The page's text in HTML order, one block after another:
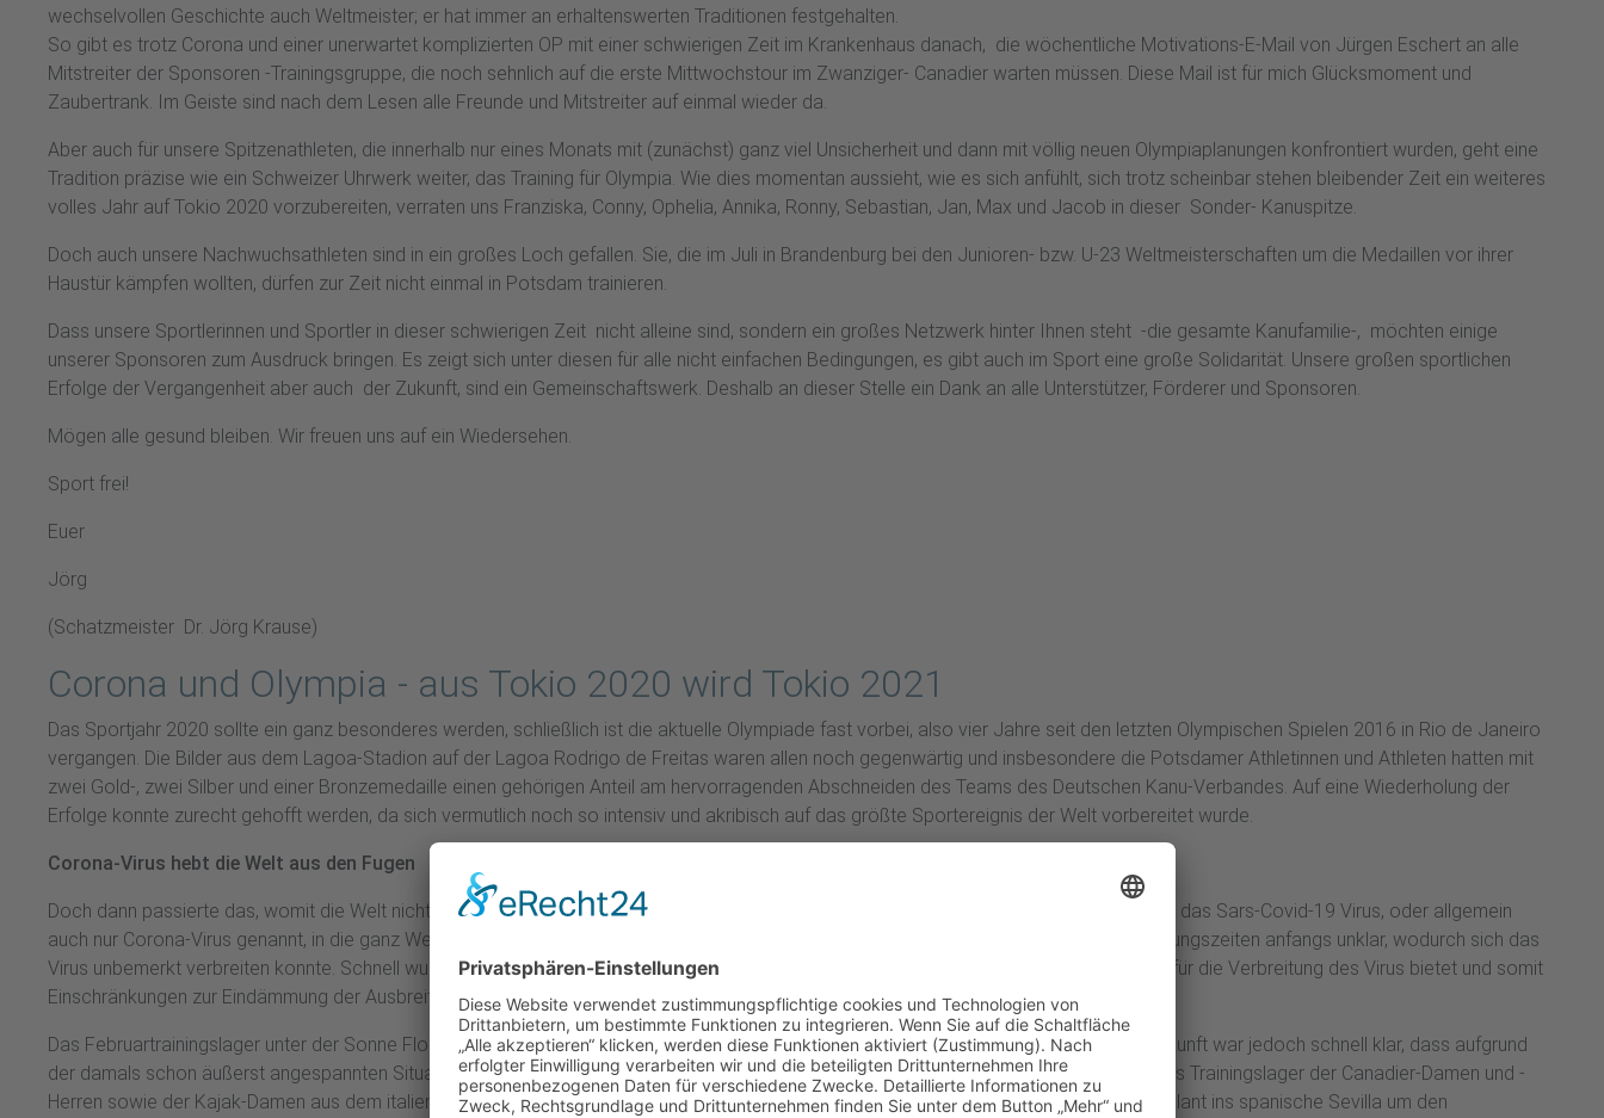
wechselvollen Geschichte auch Weltmeister; er hat immer an erhaltenswerten Traditionen festgehalten.
So gibt es trotz Corona und einer unerwartet komplizierten OP mit einer schwierigen Zeit im Krankenhaus danach, die wöchentliche Motivations-E-Mail von Jürgen Eschert an alle
Mitstreiter der Sponsoren -Trainingsgruppe, die noch sehnlich auf die erste Mittwochstour im Zwanziger- Canadier warten müssen. Diese Mail ist für mich Glücksmoment und
Zaubertrank. Im Geiste sind nach dem Lesen alle Freunde und Mitstreiter auf einmal wieder da.
Aber auch für unsere Spitzenathleten, die innerhalb nur eines Monats mit (zunächst) ganz viel Unsicherheit und dann mit völlig neuen Olympiaplanungen konfrontiert wurden, geht eine
Tradition präzise wie ein Schweizer Uhrwerk weiter, das Training für Olympia. Wie dies momentan aussieht, wie es sich anfühlt, sich trotz scheinbar stehen bleibender Zeit ein weiteres
volles Jahr auf Tokio 2020 vorzubereiten, verraten uns Franziska, Conny, Ophelia, Annika, Ronny, Sebastian, Jan, Max und Jacob in dieser Sonder- Kanuspitze.
Doch auch unsere Nachwuchsathleten sind in ein großes Loch gefallen. Sie, die im Juli in Brandenburg bei den Junioren- bzw. U-23 Weltmeisterschaften um die Medaillen vor ihrer
Haustür kämpfen wollten, dürfen zur Zeit nicht einmal in Potsdam trainieren.
Dass unsere Sportlerinnen und Sportler in dieser schwierigen Zeit nicht alleine sind, sondern ein großes Netzwerk hinter Ihnen steht -die gesamte Kanufamilie-, möchten einige
unserer Sponsoren zum Ausdruck bringen. Es zeigt sich unter diesen für alle nicht einfachen Bedingungen, es gibt auch im Sport eine große Solidarität. Unsere großen sportlichen
Erfolge der Vergangenheit aber auch der Zukunft, sind ein Gemeinschaftswerk. Deshalb an dieser Stelle ein Dank an alle Unterstützer, Förderer und Sponsoren.
Mögen alle gesund bleiben. Wir freuen uns auf ein Wiedersehen.
Sport frei!
Euer
Jörg
(Schatzmeister Dr. Jörg Krause)
Corona und Olympia - aus Tokio 2020 wird Tokio 2021
Das Sportjahr 2020 sollte ein ganz besonderes werden, schließlich ist die aktuelle Olympiade fast vorbei, also vier Jahre seit den letzten Olympischen Spielen 2016 in Rio de Janeiro
vergangen. Die Bilder aus dem Lagoa-Stadion auf der Lagoa Rodrigo de Freitas waren allen noch gegenwärtig und insbesondere die Potsdamer Athletinnen und Athleten hatten mit
zwei Gold-, zwei Silber und einer Bronzemedaille einen gehörigen Anteil am hervorragenden Abschneiden des Teams des Deutschen Kanu-Verbandes. Auf eine Wiederholung der
Erfolge konnte zurecht gehofft werden, da sich vermutlich noch so intensiv und akribisch auf das größte Sportereignis der Welt vorbereitet wurde.
Corona-Virus hebt die Welt aus den Fugen
Doch dann passierte das, womit die Welt nicht gerechnet hatte. Von einem Markt in der chinesischen Provinz Wuhan aus verbreitete sich das Sars-Covid-19 Virus, oder allgemein
auch nur Corona-Virus genannt, in die ganz Welt. Tückisch wie es ist, war die Infektionswege aufgrund unklarer Inkubations- und Ansteckungszeiten anfangs unklar, wodurch sich das
Virus unbemerkt verbreiten konnte. Schnell wurde dann klar, dass das öffentliche Leben so wie wir es kennen den optimalen Nährboden für die Verbreitung des Virus bietet und somit
Einschränkungen zur Eindämmung der Ausbreitung des Virus und zur Entlastung des Gesundheitssystem unumgänglich sind.
Das Februartrainingslager unter der Sonne Floridas konnten unsere Spitzenathleten noch ohne Probleme absolvieren. Nach der Rückankunft war jedoch schnell klar, dass aufgrund
der damals schon äußerst angespannten Situation z.B. in Italien, der weitere Trainingsplan so nicht umgesetzt werden kann. So wurde das Trainingslager der Canadier-Damen und -
Herren sowie der Kajak-Damen aus dem italienischen Sabaudia ins portugiesische Montebelo verlegt, während die Kajak-Herren wie geplant ins spanische Sevilla um den